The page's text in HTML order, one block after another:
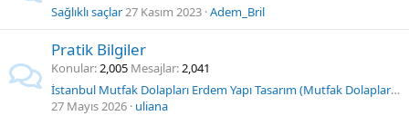
Sağlıklı saçlar27 Kasım 2023 Adem_Bril
Pratik Bilgiler
Konular 2,005 Mesajlar 2,041
İstanbul Mutfak Dolapları Erdem Yapı Tasarım (Mutfak Dolapları İmalatçısı)
27 Mayıs 2026 uliana